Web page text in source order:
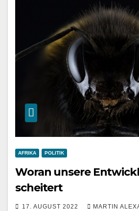
AFRIKA POLITIK
Woran unsere
scheitert
17. AUGUST 2022 MARTIN